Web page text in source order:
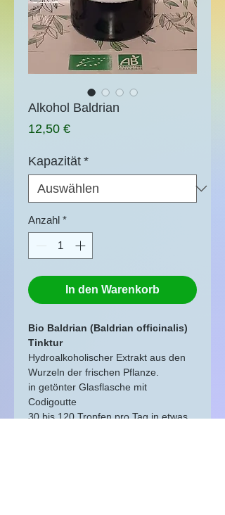
Alkohol Baldrian
12,50 €Preis
Kapazität *
Anzahl *
In den Warenkorb
Bio Baldrian (Baldrian officinalis)
Tinktur
Hydroalkoholischer Extrakt aus den
Wurzeln der frischen Pflanze.
in getönter Glasflasche mit
Codigoutte
30 bis 120 Tropfen pro Tag in etwas